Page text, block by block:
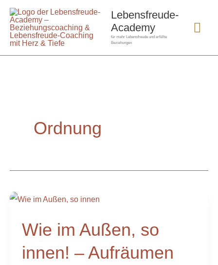
Zum
Inhalt
springen
Lebensfreude-
Academy
für mehr Lebensfreude und erfüllte
Beziehungen
Ordnung
Wie im Außen, so
innen! – Aufräumen
Wie
Außen,